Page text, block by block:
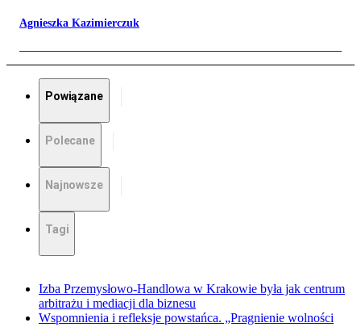
Agnieszka Kazimierczuk
Powiązane
Polecane
Najnowsze
Tagi
Izba Przemysłowo-Handlowa w Krakowie była jak centrum
arbitrażu i mediacji dla biznesu
Wspomnienia i refleksje powstańca. „Pragnienie wolności